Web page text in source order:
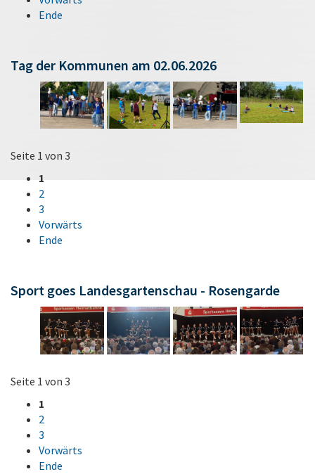
Ende
Tag der Kommunen am 02.06.2026
Seite 1 von 3
1
2
3
Vorwärts
Ende
Sport goes Landesgartenschau - Rosengarde
Seite 1 von 3
1
2
3
Vorwärts
Ende